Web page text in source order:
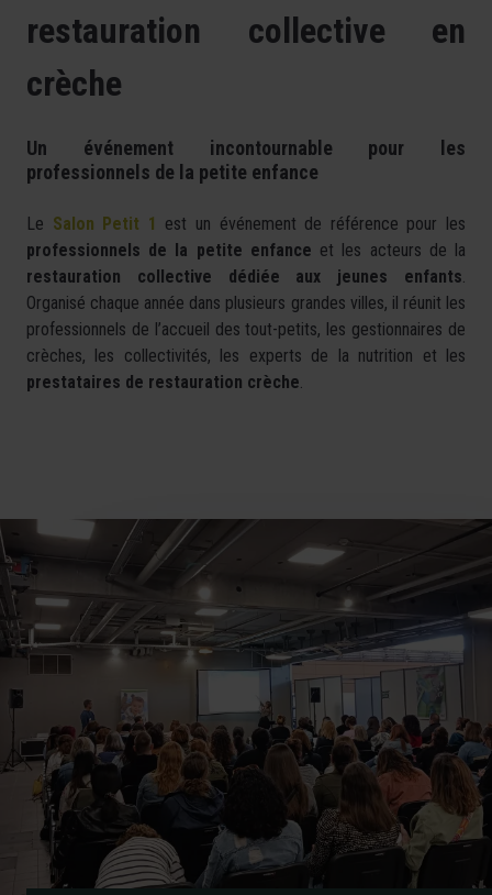
restauration collective en
crèche
Un événement incontournable pour les
professionnels de la petite enfance
Le Salon Petit 1 est un événement de référence pour les
professionnels de la petite enfance et les acteurs de la
restauration collective dédiée aux jeunes enfants.
Organisé chaque année dans plusieurs grandes villes, il réunit les
professionnels de l’accueil des tout-petits, les gestionnaires de
crèches, les collectivités, les experts de la nutrition et les
prestataires de restauration crèche.